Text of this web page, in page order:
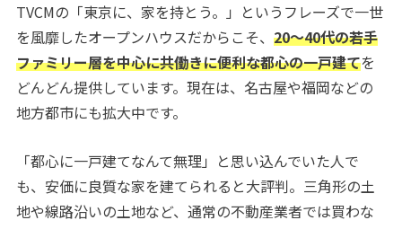
TVCMの「東京に、家を持とう。」というフレーズで一世
を風靡したオープンハウスだからこそ、 20～40代の若手
ファミリー層を中心に共働きに便利な都心の一戸建てを
どんどん提供しています。現在は、名古屋や福岡などの
地方都市にも拡大中です。
「都心に一戸建てなんて無理」と思い込んでいた人で
も、安価に良質な家を建てられると大評判。三角形の土
地や線路沿いの土地など、通常の不動産業者では買わな